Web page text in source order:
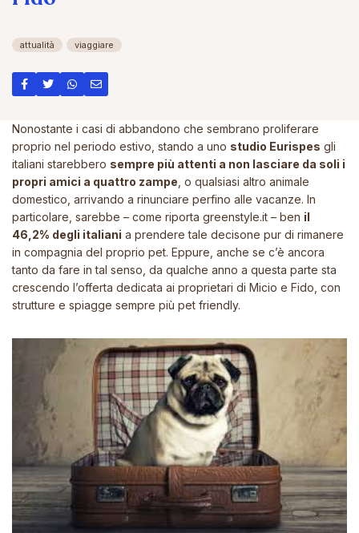
attualità viaggiare
Nonostante i casi di abbandono che sembrano proliferare
proprio nel periodo estivo, stando a uno studio Eurispes gli
italiani starebbero sempre più attenti a non lasciare da soli i
propri amici a quattro zampe , o qualsiasi altro animale
domestico, arrivando a rinunciare perfino alle vacanze. In
particolare, sarebbe – come riporta greenstyle.it – ben il
46,2% degli italiani a prendere tale decisone pur di rimanere
in compagnia del proprio pet. Eppure, anche se c’è ancora
tanto da fare in tal senso, da qualche anno a questa parte sta
crescendo l’offerta dedicata ai proprietari di Micio e Fido, con
strutture e spiagge sempre più pet friendly.